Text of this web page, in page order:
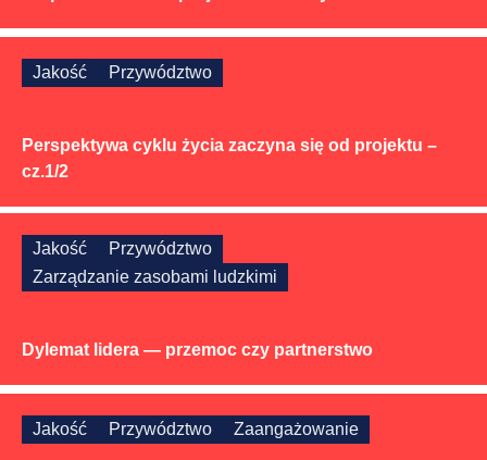
Jakość Przywództwo
Perspektywa cyklu życia zaczyna się od projektu –
cz.1/2
Jakość
Przywództwo
Zarządzanie zasobami ludzkimi
Dylemat lidera — przemoc czy partnerstwo
Jakość Przywództwo Zaangażowanie